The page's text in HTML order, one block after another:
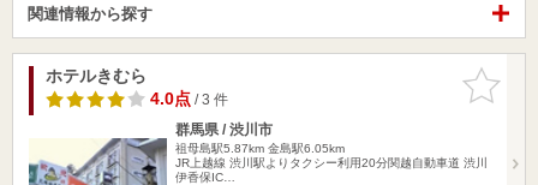
関連情報から探す
お気に入
りに追加
ホテルきむら
4.0点/ 3 件
群馬県 / 渋川市
祖母島駅5.87km 金島駅6.05km
JR上越線 渋川駅よりタクシー利用20分関越自動車道 渋川
伊香保IC…